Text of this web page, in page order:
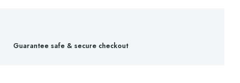
Guarantee safe & secure checkout